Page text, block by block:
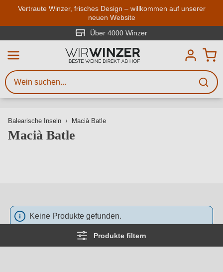
Zum Hauptinhalt springen
Vertraute Winzer, frisches Design – willkommen auf unserer
neuen Website
Über 4000 Winzer
Balearische Inseln Macià Batle
Macià Batle
Produkte filtern
Keine Produkte gefunden.
Weinsuche
Mindestens 3 Zeichen eingeben
Beschreiben Sie, welchen Wein
Sie suchen – ob nach Geschmack,
Region, Winzer oder anderen